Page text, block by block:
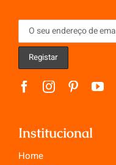
Institucional
Home